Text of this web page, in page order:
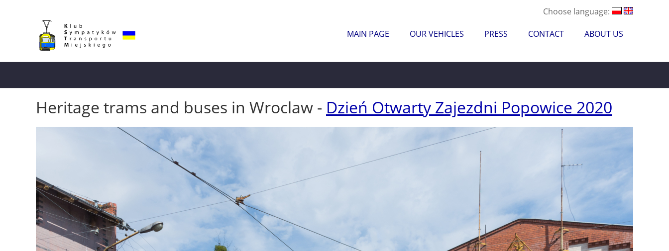
Choose language:
MAIN PAGE OUR VEHICLES PRESS CONTACT ABOUT US
Heritage trams and buses in Wroclaw - Dzień Otwarty Zajezdni Popowice 2020